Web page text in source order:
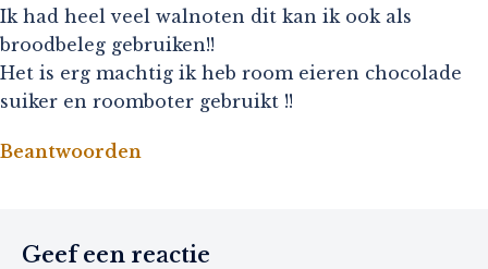
Ik had heel veel walnoten dit kan ik ook als
broodbeleg gebruiken!!
Het is erg machtig ik heb room eieren chocolade
suiker en roomboter gebruikt !!
Beantwoorden
Geef een reactie